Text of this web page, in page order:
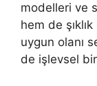
modelleri ve
hem de
uygun olanı
de işlevsel